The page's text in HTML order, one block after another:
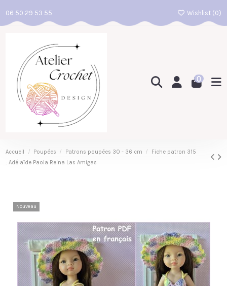
06 50 29 53 55 Wishlist (0)
0
Accueil Poupées Patrons poupées 30 - 36 cm
Fiche patron 315
: Adélaïde Paola Reina Las Amigas
Nouveau